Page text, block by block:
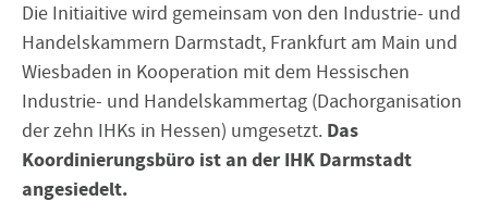
Die Initiaitive wird gemeinsam von den Industrie- und
Handelskammern Darmstadt, Frankfurt am Main und
Wiesbaden in Kooperation mit dem Hessischen
Industrie- und Handelskammertag (Dachorganisation
der zehn IHKs in Hessen) umgesetzt. Das
Koordinierungsbüro ist an der IHK Darmstadt
angesiedelt.